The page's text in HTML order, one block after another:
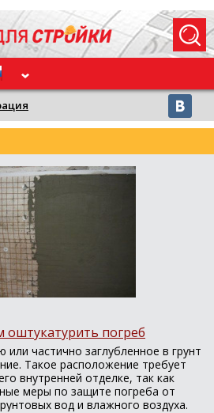
оштукатурить погреб
частично заглубленное в грунт
Такое расположение требует
внутренней отделке, так как
меры по защите погреба от
вод и влажного воздуха.